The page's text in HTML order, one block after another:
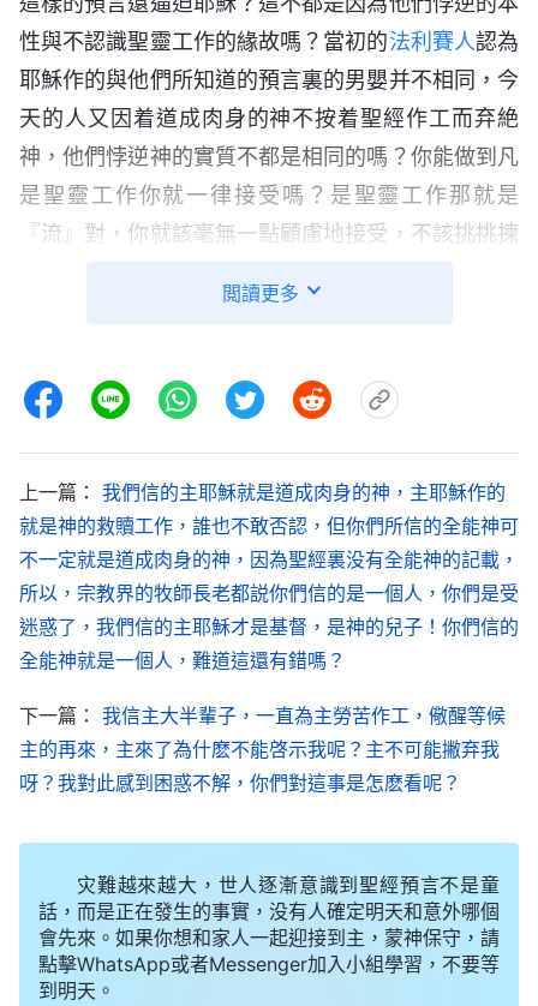
性與不認識聖靈工作的緣故嗎？當初的法利賽人認為
耶穌作的與他們所知道的預言裏的男嬰并不相同，今
天的人又因着道成肉身的神不按着聖經作工而弃絶
神，他們悖逆神的實質不都是相同的嗎？你能做到凡
是聖靈工作你就一律接受嗎？是聖靈工作那就是
『流』對，你就該毫無一點顧慮地接受，不該挑挑揀
眼，這不是多此一舉嗎？你該做到勿須找更多的聖經
神，你不該來考察神。你不該為我找更多的根據來證
明我是你的神，你應會分辨我對你有無益處，這是最
——《話・卷一 神的顯現與作工・將神定規在「觀念」中
的人怎能獲得神的「啓示」呢？》
「人既信神就得步步緊跟神的脚踪，應做到『羔
羊無論走到哪裏我們都跟上去』，這才是真尋求真道
是被聖靈的作工淘汰的人。神在每一個時期都要開展
新的工作，在每一個時期都在人中間有新的開端，人
若只守住『耶和華 是神』或『耶穌是基督』這些僅在
一個時代適應的真理，那人永遠都不會跟上聖靈的作
工，永遠不會得到聖靈的作工。無論神怎麽作工人都
毫不疑惑地跟上去，而且緊追不捨，這樣，人又怎麽
能被聖靈淘汰呢？無論神如何作，只要人看準是聖靈
的作工，都一無挂慮地去配合聖靈的作工，去達到神
閲讀更多
上一篇： 我們信的主耶穌就是道成肉身的神，主耶穌作的
就是神的救贖工作，誰也不敢否認，但你們所信的全能神可
不一定就是道成肉身的神，因為聖經裏没有全能神的記載，
所以，宗教界的牧師長老都説你們信的是一個人，你們是受
迷惑了，我們信的主耶穌才是基督，是神的兒子！你們信的
全能神就是一個人，難道這還有錯嗎？
下一篇： 我信主大半輩子，一直為主勞苦作工，儆醒等候
主的再來，主來了為什麽不能啓示我呢？主不可能撇弃我
呀？我對此感到困惑不解，你們對這事是怎麽看呢？
灾難越來越大，世人逐漸意識到聖經預言不是童
話，而是正在發生的事實，没有人確定明天和意外哪個
會先來。如果你想和家人一起迎接到主，蒙神保守，請
點擊WhatsApp或者Messenger加入小組學習，不要等
到明天。